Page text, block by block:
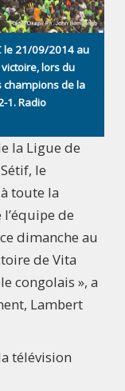
le 21/09/2014 au
lors du
champions de la
1. Radio
la Ligue de
le
toute la
de
dimanche au
de Vita
congolais », a
Lambert
télévision